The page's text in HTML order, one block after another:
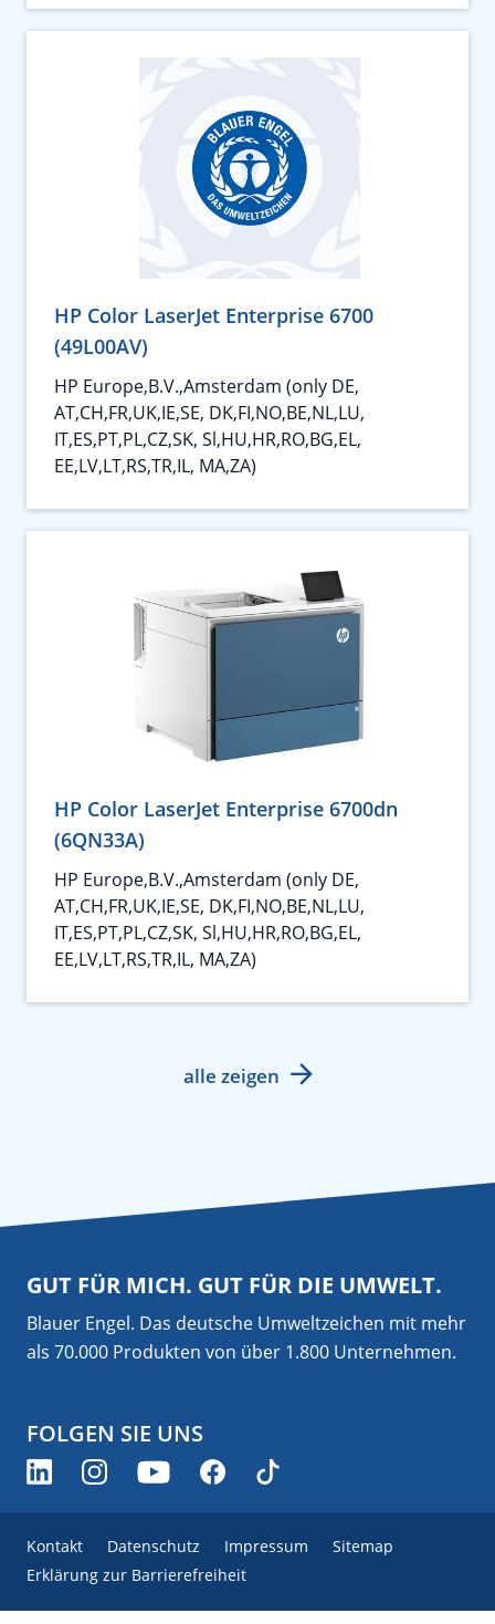
HP Color LaserJet Enterprise 6700
(49L00AV)
HP Europe,B.V.,Amsterdam (only DE,
AT,CH,FR,UK,IE,SE, DK,FI,NO,BE,NL,LU,
IT,ES,PT,PL,CZ,SK, Sl,HU,HR,RO,BG,EL,
EE,LV,LT,RS,TR,IL, MA,ZA)
HP Color LaserJet Enterprise 6700dn
(6QN33A)
HP Europe,B.V.,Amsterdam (only DE,
AT,CH,FR,UK,IE,SE, DK,FI,NO,BE,NL,LU,
IT,ES,PT,PL,CZ,SK, Sl,HU,HR,RO,BG,EL,
EE,LV,LT,RS,TR,IL, MA,ZA)
alle zeigen
GUT FÜR MICH. GUT FÜR DIE UMWELT.
Blauer Engel. Das deutsche Umweltzeichen mit mehr
als 70.000 Produkten von über 1.800 Unternehmen.
FOLGEN SIE UNS
Kontakt Datenschutz Impressum
Sitemap
Erklärung zur Barrierefreiheit